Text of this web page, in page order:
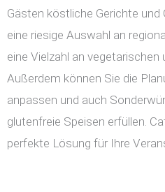
Gästen köstliche Gerichte und
eine riesige Auswahl an
eine Vielzahl an vegetarischen
Außerdem können Sie die
anpassen und auch
glutenfreie Speisen erfüllen.
perfekte Lösung für Ihre